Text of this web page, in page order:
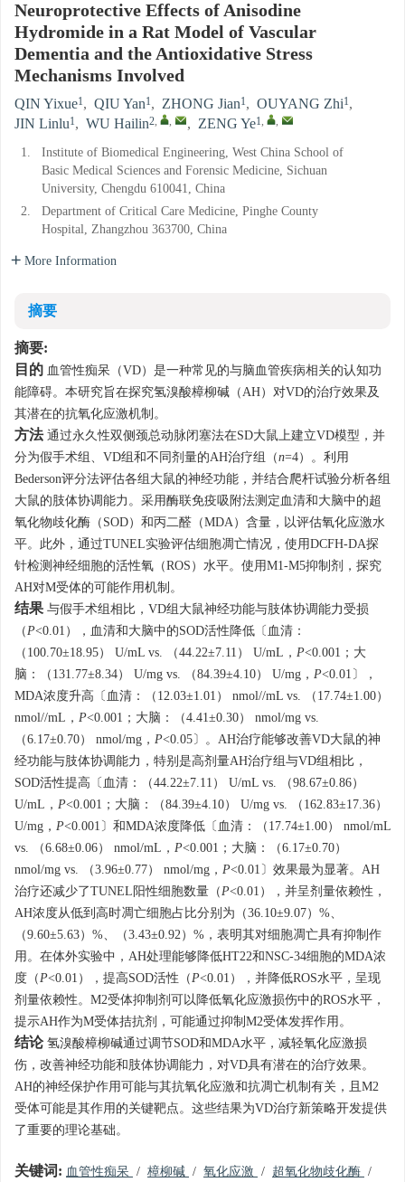
Neuroprotective Effects of Anisodine
Hydromide in a Rat Model of Vascular
Dementia and the Antioxidative Stress
Mechanisms Involved
QIN Yixue1, QIU Yan1, ZHONG Jian1, OUYANG Zhi1,
JIN Linlu1, WU Hailin2, , , ZENG Ye1, ,
1.
Institute of Biomedical Engineering, West China School of
Basic Medical Sciences and Forensic Medicine, Sichuan
University, Chengdu 610041, China
2.
Department of Critical Care Medicine, Pinghe County
Hospital, Zhangzhou 363700, China
More Information
摘要
摘要:
目的 血管性痴呆（VD）是一种常见的与脑血管疾病相关的认知功
能障碍。本研究旨在探究氢溴酸樟柳碱（AH）对VD的治疗效果及
其潜在的抗氧化应激机制。
方法 通过永久性双侧颈总动脉闭塞法在SD大鼠上建立VD模型，并
分为假手术组、VD组和不同剂量的AH治疗组（n=4）。利用
Bederson评分法评估各组大鼠的神经功能，并结合爬杆试验分析各组
大鼠的肢体协调能力。采用酶联免疫吸附法测定血清和大脑中的超
氧化物歧化酶（SOD）和丙二醛（MDA）含量，以评估氧化应激水
平。此外，通过TUNEL实验评估细胞凋亡情况，使用DCFH-DA探
针检测神经细胞的活性氧（ROS）水平。使用M1-M5抑制剂，探究
AH对M受体的可能作用机制。
结果 与假手术组相比，VD组大鼠神经功能与肢体协调能力受损
（P<0.01），血清和大脑中的SOD活性降低〔血清：
（100.70±18.95） U/mL vs. （44.22±7.11） U/mL， P<0.001；大
脑：（131.77±8.34） U/mg vs. （84.39±4.10） U/mg， P<0.01〕，
MDA浓度升高〔血清：（12.03±1.01） nmol//mL vs. （17.74±1.00）
nmol//mL， P<0.001；大脑：（4.41±0.30） nmol/mg vs.
（6.17±0.70） nmol/mg， P<0.05〕。AH治疗能够改善VD大鼠的神
经功能与肢体协调能力，特别是高剂量AH治疗组与VD组相比，
SOD活性提高〔血清：（44.22±7.11） U/mL vs. （98.67±0.86）
U/mL， P<0.001；大脑：（84.39±4.10） U/mg vs. （162.83±17.36）
U/mg， P<0.001〕和MDA浓度降低〔血清：（17.74±1.00） nmol/mL
vs. （6.68±0.06） nmol/mL， P<0.001；大脑：（6.17±0.70）
nmol/mg vs. （3.96±0.77） nmol/mg， P<0.01〕效果最为显著。AH
治疗还减少了TUNEL阳性细胞数量（P<0.01），并呈剂量依赖性，
AH浓度从低到高时凋亡细胞占比分别为（36.10±9.07）%、
（9.60±5.63）%、（3.43±0.92）%，表明其对细胞凋亡具有抑制作
用。在体外实验中，AH处理能够降低HT22和NSC-34细胞的MDA浓
度（P<0.01），提高SOD活性（P<0.01），并降低ROS水平，呈现
剂量依赖性。M2受体抑制剂可以降低氧化应激损伤中的ROS水平，
提示AH作为M受体拮抗剂，可能通过抑制M2受体发挥作用。
结论 氢溴酸樟柳碱通过调节SOD和MDA水平，减轻氧化应激损
伤，改善神经功能和肢体协调能力，对VD具有潜在的治疗效果。
AH的神经保护作用可能与其抗氧化应激和抗凋亡机制有关，且M2
受体可能是其作用的关键靶点。这些结果为VD治疗新策略开发提供
了重要的理论基础。
关键词: 血管性痴呆 / 樟柳碱 / 氧化应激 / 超氧化物歧化酶 /